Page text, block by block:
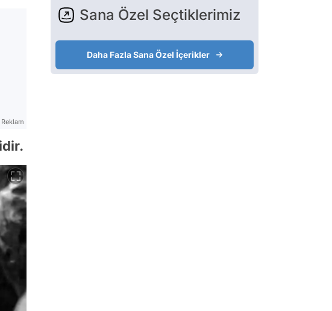
Reklam
Sana Özel Seçtiklerimiz
Daha Fazla Sana Özel İçerikler